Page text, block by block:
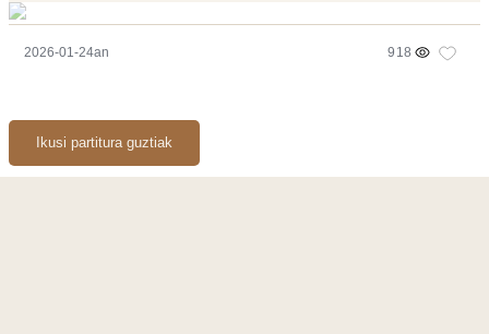
2026-01-24an 918
Ikusi partitura guztiak